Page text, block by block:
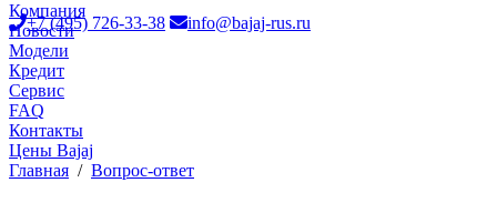
+7 (495) 726-33-38 info@bajaj-rus.ru
Компания
Новости
Модели
Кредит
Сервис
FAQ
Контакты
Цены Bajaj
Главная / Вопрос-ответ